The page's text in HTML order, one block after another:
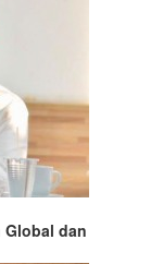
Global dan